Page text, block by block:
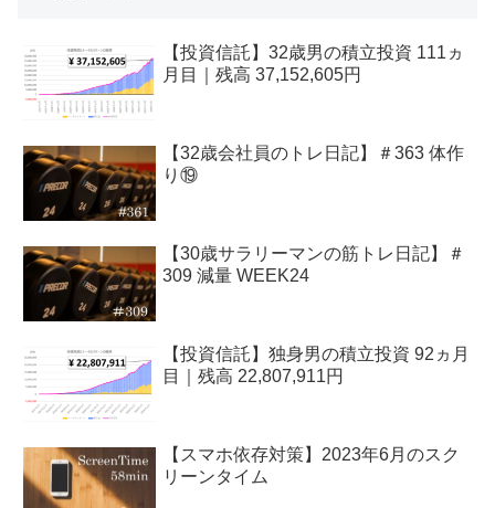
【投資信託】32歳男の積立投資 111ヵ
月目｜残高 37,152,605円
【32歳会社員のトレ日記】＃363 体作
り⑲
【30歳サラリーマンの筋トレ日記】＃
309 減量 WEEK24
【投資信託】独身男の積立投資 92ヵ月
目｜残高 22,807,911円
【スマホ依存対策】2023年6月のスク
リーンタイム